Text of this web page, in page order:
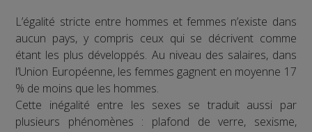
L’égalité stricte entre hommes et femmes n’existe dans
aucun pays, y compris ceux qui se décrivent comme
étant les plus développés. Au niveau des salaires, dans
l’Union Européenne, les femmes gagnent en moyenne 17
% de moins que les hommes.
Cette inégalité entre les sexes se traduit aussi par
plusieurs phénomènes : plafond de verre, sexisme,